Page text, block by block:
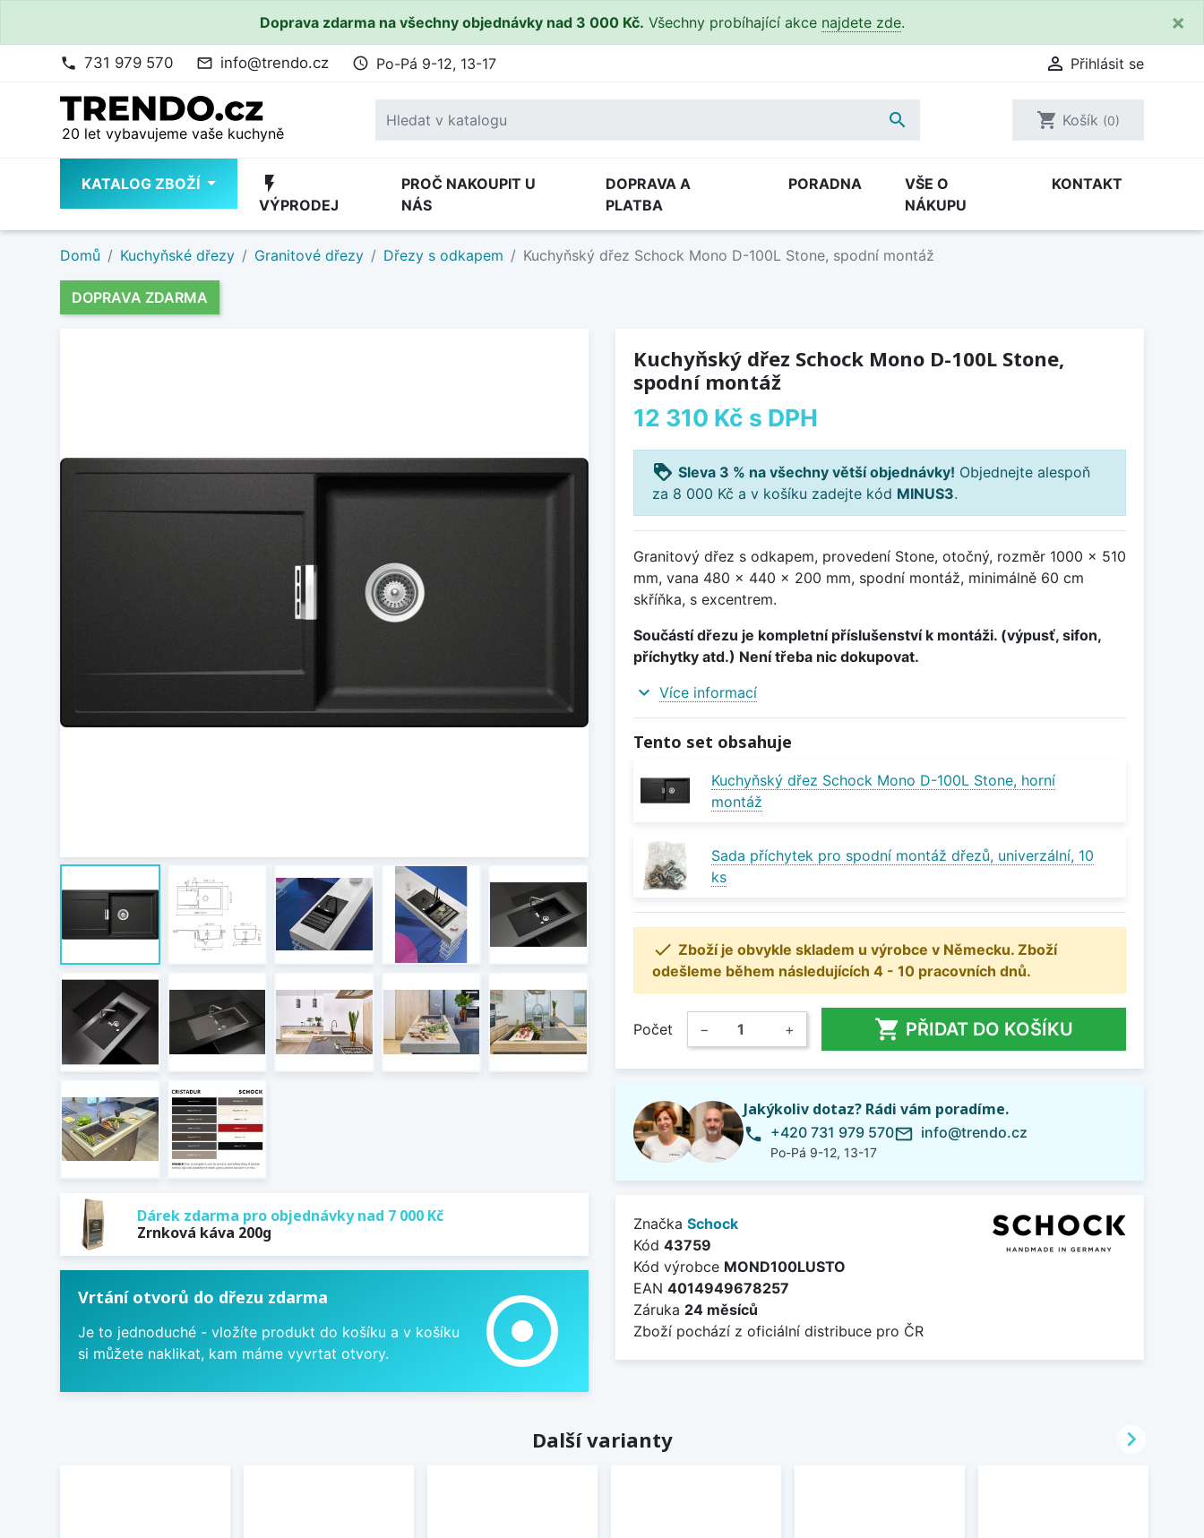
Doprava zdarma na všechny objednávky nad 3 000 Kč. Všechny probíhající akce najdete zde. ×
phone 731 979 570 mail_outline info@trendo.cz access_time Po-Pá 9-12, 13-17  Přihlásit se
20 let vybavujeme vaše kuchyně
 shopping_cart Košík (0)
KATALOG ZBOŽÍ flash_on
VÝPRODEJ
PROČ NAKOUPIT U
NÁS
DOPRAVA A
PLATBA
PORADNA
VŠE O
NÁKUPU
KONTAKT
Domů Kuchyňské dřezy Granitové dřezy Dřezy s odkapem Kuchyňský dřez Schock Mono D-100L Stone, spodní montáž
DOPRAVA ZDARMA
Dárek zdarma pro objednávky nad 7 000 Kč
Zrnková káva 200g
Vrtání otvorů do dřezu zdarma
Je to jednoduché - vložíte produkt do košíku a v košíku
si můžete naklikat, kam máme vyvrtat otvory.
adjust
Kuchyňský dřez Schock Mono D-100L Stone,
spodní montáž
12 310 Kč s DPH
loyalty Sleva 3 % na všechny větší objednávky! Objednejte alespoň
za 8 000 Kč a v košíku zadejte kód MINUS3.
Granitový dřez s odkapem, provedení Stone, otočný, rozměr 1000 x 510
mm, vana 480 x 440 x 200 mm, spodní montáž, minimálně 60 cm
skříňka, s excentrem.
Součástí dřezu je kompletní příslušenství k montáži. (výpusť, sifon,
příchytky atd.) Není třeba nic dokupovat.
expand_more Více informací
Tento set obsahuje
Kuchyňský dřez Schock Mono D-100L Stone, horní
montáž
Sada příchytek pro spodní montáž dřezů, univerzální, 10
ks
 Zboží je obvykle skladem u výrobce v Německu. Zboží
odešleme během následujících 4 - 10 pracovních dnů.
Počet − +  PŘIDAT DO KOŠÍKU
Jakýkoliv dotaz? Rádi vám poradíme.
phone +420 731 979 570
Po-Pá 9-12, 13-17
mail_outline info@trendo.cz
Značka Schock
Kód 43759
Kód výrobce MOND100LUSTO
EAN 4014949678257
Záruka 24 měsíců
Zboží pochází z oficiální distribuce pro ČR
Další varianty 